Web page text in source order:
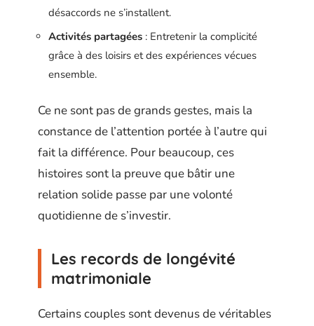
désaccords ne s’installent.
Activités partagées : Entretenir la complicité
grâce à des loisirs et des expériences vécues
ensemble.
Ce ne sont pas de grands gestes, mais la
constance de l’attention portée à l’autre qui
fait la différence. Pour beaucoup, ces
histoires sont la preuve que bâtir une
relation solide passe par une volonté
quotidienne de s’investir.
Les records de longévité
matrimoniale
Certains couples sont devenus de véritables